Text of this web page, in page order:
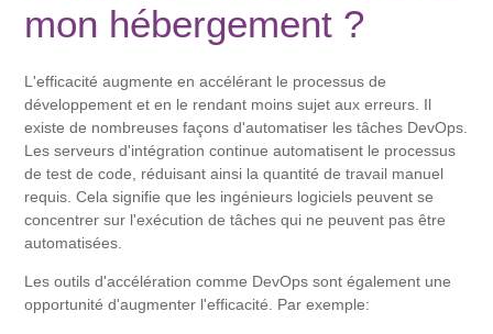
mon hébergement ?
L'efficacité augmente en accélérant le processus de
développement et en le rendant moins sujet aux erreurs. Il
existe de nombreuses façons d'automatiser les tâches DevOps.
Les serveurs d'intégration continue automatisent le processus
de test de code, réduisant ainsi la quantité de travail manuel
requis. Cela signifie que les ingénieurs logiciels peuvent se
concentrer sur l'exécution de tâches qui ne peuvent pas être
automatisées.
Les outils d'accélération comme DevOps sont également une
opportunité d'augmenter l'efficacité. Par exemple: